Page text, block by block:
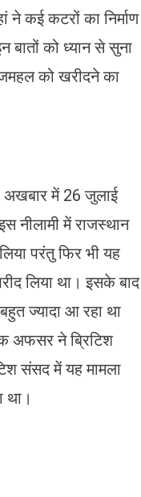
ने कई कटरों का निर्माण
बातों को ध्यान से सुना
को खरीदने का
अखबार में 26 जुलाई
नीलामी में राजस्थान
परंतु फिर भी यह
लिया था। इसके बाद
ज्यादा आ रहा था
अफसर ने ब्रिटिश
संसद में यह मामला
था।